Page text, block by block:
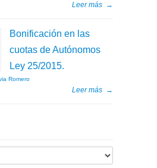
Leer más →
Bonificación en las
cuotas de Autónomos
Ley 25/2015.
Romero
Leer más →